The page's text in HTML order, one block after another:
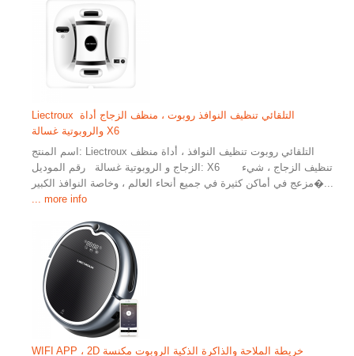
Liectroux التلقائي تنظيف النوافذ روبوت ، منظف الزجاج أداة
والروبوتية غسالة X6
اسم المنتج: Liectroux التلقائي روبوت تنظيف النوافذ ، أداة منظف
الزجاج و الروبوتية غسالة رقم الموديل: X6 تنظيف الزجاج ، شيء
مزعج في أماكن كثيرة في جميع أنحاء العالم ، وخاصة النوافذ الكبير�...
... more info
WIFI APP ، 2D خريطة الملاحة والذاكرة الذكية الروبوت مكنسة